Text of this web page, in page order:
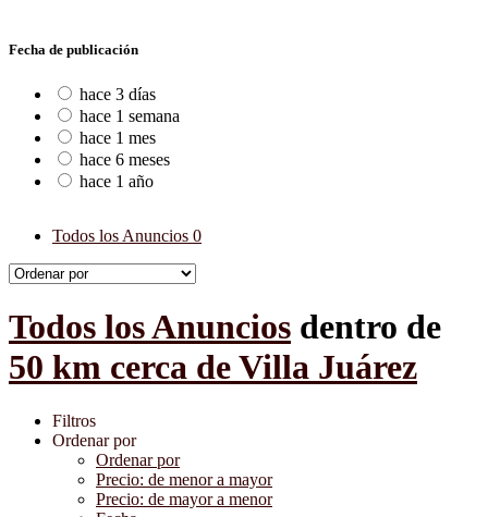
Fecha de publicación
hace 3 días
hace 1 semana
hace 1 mes
hace 6 meses
hace 1 año
Todos los Anuncios 0
Todos los Anuncios dentro de
50 km cerca de Villa Juárez
Filtros
Ordenar por
Ordenar por
Precio: de menor a mayor
Precio: de mayor a menor